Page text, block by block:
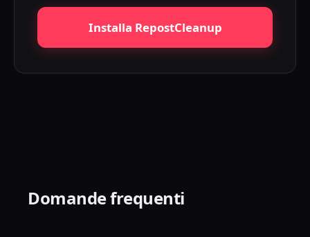
Installa RepostCleanup
Domande frequenti